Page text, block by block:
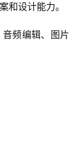
和设计能力。
音频编辑、图片